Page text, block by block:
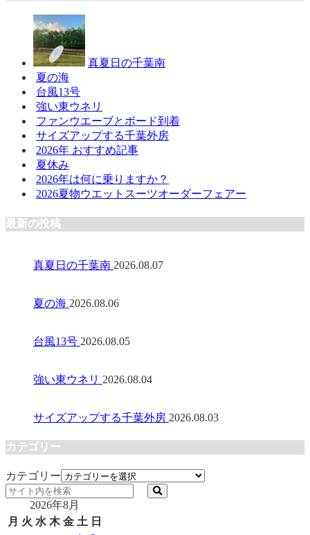
真夏日の千葉南
夏の海
台風13号
強い東ウネリ
ファンウエーブとボード到着
サイズアップする千葉外房
2026年 おすすめ記事
夏休み
2026年は何に乗りますか？
2026夏物ウエットスーツオーダーフェアー
最新の投稿
真夏日の千葉南 2026.08.07
夏の海 2026.08.06
台風13号 2026.08.05
強い東ウネリ 2026.08.04
サイズアップする千葉外房 2026.08.03
カテゴリー
カテゴリー
2026年8月
月 火 水 木 金 土 日